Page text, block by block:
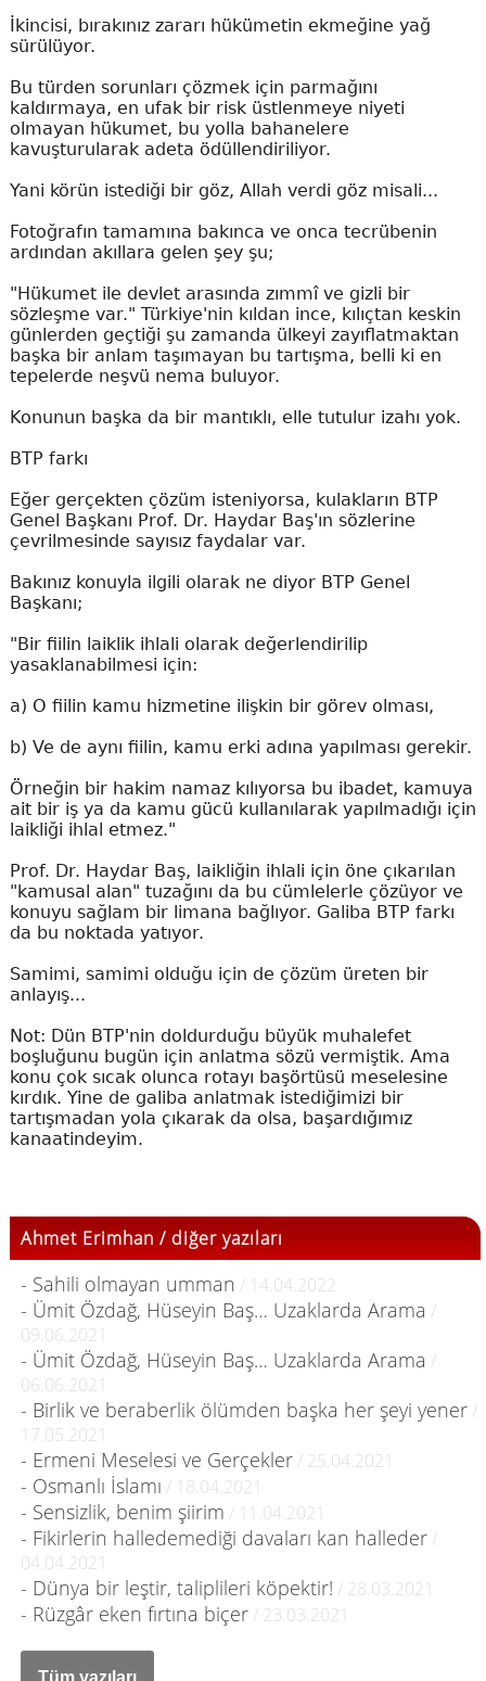
İkincisi, bırakınız zararı hükümetin ekmeğine yağ
sürülüyor.
Bu türden sorunları çözmek için parmağını
kaldırmaya, en ufak bir risk üstlenmeye niyeti
olmayan hükumet, bu yolla bahanelere
kavuşturularak adeta ödüllendiriliyor.
Yani körün istediği bir göz, Allah verdi göz misali...
Fotoğrafın tamamına bakınca ve onca tecrübenin
ardından akıllara gelen şey şu;
"Hükumet ile devlet arasında zımmî ve gizli bir
sözleşme var." Türkiye'nin kıldan ince, kılıçtan keskin
günlerden geçtiği şu zamanda ülkeyi zayıflatmaktan
başka bir anlam taşımayan bu tartışma, belli ki en
tepelerde neşvü nema buluyor.
Konunun başka da bir mantıklı, elle tutulur izahı yok.
BTP farkı
Eğer gerçekten çözüm isteniyorsa, kulakların BTP
Genel Başkanı Prof. Dr. Haydar Baş'ın sözlerine
çevrilmesinde sayısız faydalar var.
Bakınız konuyla ilgili olarak ne diyor BTP Genel
Başkanı;
"Bir fiilin laiklik ihlali olarak değerlendirilip
yasaklanabilmesi için:
a) O fiilin kamu hizmetine ilişkin bir görev olması,
b) Ve de aynı fiilin, kamu erki adına yapılması gerekir.
Örneğin bir hakim namaz kılıyorsa bu ibadet, kamuya
ait bir iş ya da kamu gücü kullanılarak yapılmadığı için
laikliği ihlal etmez."
Prof. Dr. Haydar Baş, laikliğin ihlali için öne çıkarılan
"kamusal alan" tuzağını da bu cümlelerle çözüyor ve
konuyu sağlam bir limana bağlıyor. Galiba BTP farkı
da bu noktada yatıyor.
Samimi, samimi olduğu için de çözüm üreten bir
anlayış...
Not: Dün BTP'nin doldurduğu büyük muhalefet
boşluğunu bugün için anlatma sözü vermiştik. Ama
konu çok sıcak olunca rotayı başörtüsü meselesine
kırdık. Yine de galiba anlatmak istediğimizi bir
tartışmadan yola çıkarak da olsa, başardığımız
kanaatindeyim.
Ahmet Erimhan / diğer yazıları
- Sahili olmayan umman / 14.04.2022
- Ümit Özdağ, Hüseyin Baş… Uzaklarda Arama /
09.06.2021
- Ümit Özdağ, Hüseyin Baş… Uzaklarda Arama /
06.06.2021
- Birlik ve beraberlik ölümden başka her şeyi yener/
17.05.2021
- Ermeni Meselesi ve Gerçekler/ 25.04.2021
- Osmanlı İslamı / 18.04.2021
- Sensizlik, benim şiirim / 11.04.2021
- Fikirlerin halledemediği davaları kan halleder/
04.04.2021
- Dünya bir leştir, taliplileri köpektir! / 28.03.2021
- Rüzgâr eken fırtına biçer/ 23.03.2021